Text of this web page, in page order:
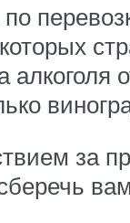
алкоголя
за